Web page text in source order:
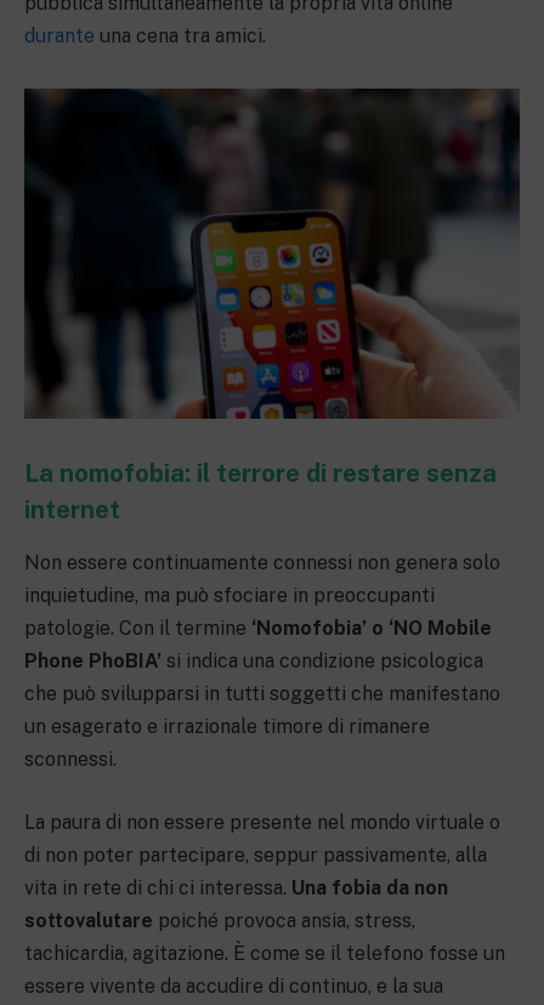
durante una cena tra amici.
La nomofobia: il terrore di restare senza
internet
Non essere continuamente connessi non genera solo
inquietudine, ma può sfociare in preoccupanti
patologie. Con il termine ‘Nomofobia’ o ‘NO Mobile
Phone PhoBIA’ si indica una condizione psicologica
che può svilupparsi in tutti soggetti che manifestano
un esagerato e irrazionale timore di rimanere
sconnessi.
La paura di non essere presente nel mondo virtuale o
di non poter partecipare, seppur passivamente, alla
vita in rete di chi ci interessa. Una fobia da non
sottovalutare poiché provoca ansia, stress,
tachicardia, agitazione. È come se il telefono fosse un
essere vivente da accudire di continuo, e la sua